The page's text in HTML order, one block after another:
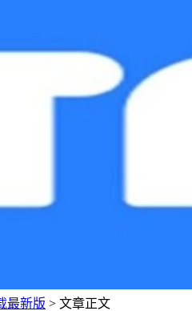
最新版 > 文章正文